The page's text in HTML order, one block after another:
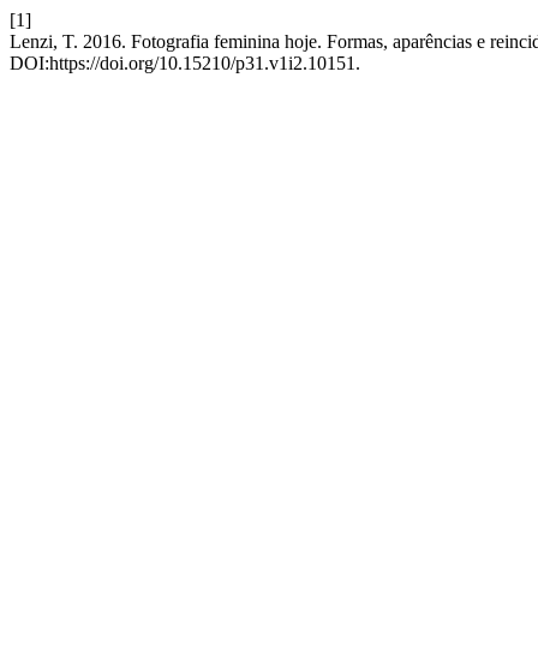
[1]
Lenzi, T. 2016. Fotografia feminina hoje. Formas, aparências e
DOI:https://doi.org/10.15210/p31.v1i2.10151.